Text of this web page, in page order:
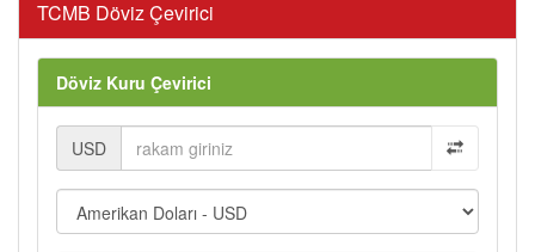
TCMB Döviz Çevirici
Döviz Kuru Çevirici
USD